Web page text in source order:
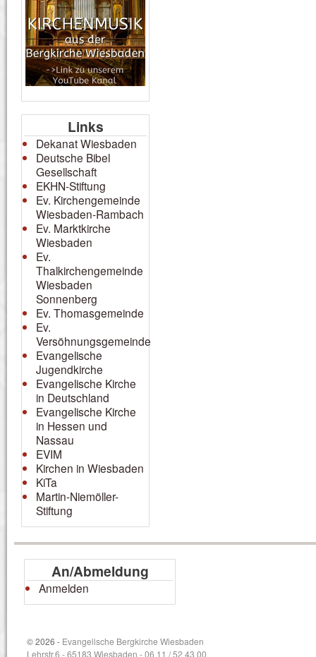
Links
Dekanat Wiesbaden
Deutsche Bibel
Gesellschaft
EKHN-Stiftung
Ev. Kirchengemeinde
Wiesbaden-Rambach
Ev. Marktkirche
Wiesbaden
Ev.
Thalkirchengemeinde
Wiesbaden
Sonnenberg
Ev. Thomasgemeinde
Ev.
Versöhnungsgemeinde
Evangelische
Jugendkirche
Evangelische Kirche
in Deutschland
Evangelische Kirche
in Hessen und
Nassau
EVIM
Kirchen in Wiesbaden
KiTa
Martin-Niemöller-
Stiftung
An/Abmeldung
Anmelden
© 2026 - Evangelische Bergkirche Wiesbaden
Lehrstr.6 - 65183 Wiesbaden - 06 11 / 52 43 00